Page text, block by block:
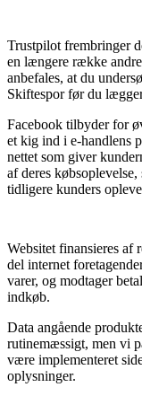
Trustpilot frembringer
en længere række
anbefales, at du
Skiftespor før du
Facebook tilbyder for
et kig ind i e-handlens
nettet som giver
af deres
tidligere kunders
Websitet finansieres af
del internet
varer, og modtager
indkøb.
Data angående
rutinemæssigt, men vi
være implementeret
oplysninger.